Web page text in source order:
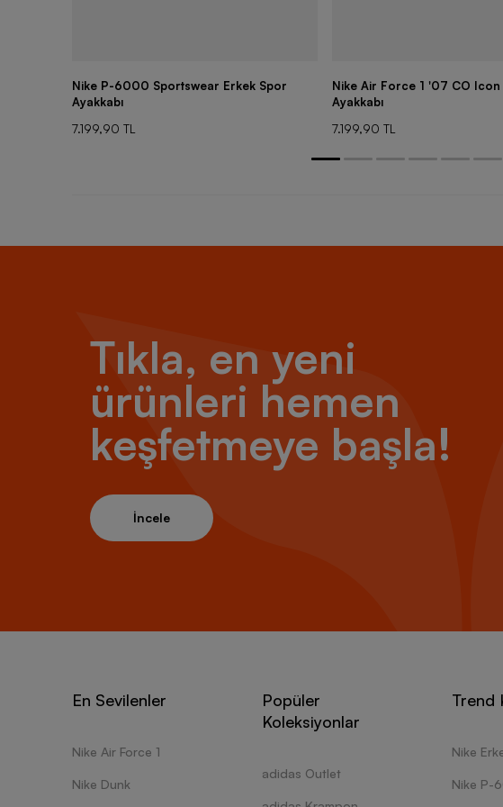
Nike P-6000 Sportswear Erkek Spor
Ayakkabı
7.199,90 TL
Nike Air Force 1 '07 CO Icon
Ayakkabı
7.199,90 TL
Tıkla, en yeni
ürünleri hemen
keşfetmeye başla!
İncele
En Sevilenler
Nike Air Force 1
Nike Dunk
Popüler
Koleksiyonlar
adidas Outlet
Trend
Nike
Nike P-